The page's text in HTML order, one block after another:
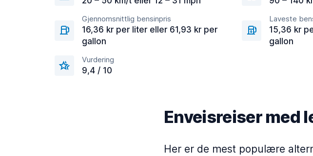
Gjennomsnittlig bensinpris
16,36 kr per liter eller 61,93 kr per
gallon
Laveste
15,36 kr
gallon
Vurdering
9,4 / 10
Enveisreiser med
Her er de mest populære